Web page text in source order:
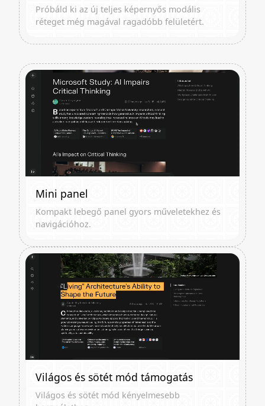
Próbáld ki az új teljes képernyős modális
réteget még magával ragadóbb felületért.
Mini panel
Kompakt lebegő panel gyors műveletekhez és
navigációhoz.
Világos és sötét mód támogatás
Világos és sötét mód kényelmesebb